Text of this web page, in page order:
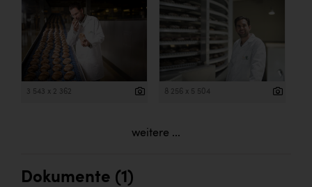
3 543 x 2 362 8 256 x 5 504
weitere ...
Dokumente (1)